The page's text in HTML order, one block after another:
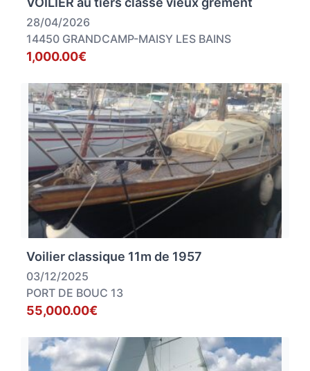
28/04/2026
14450 GRANDCAMP-MAISY LES BAINS
1,000.00€
Voilier classique 11m de 1957
03/12/2025
PORT DE BOUC 13
55,000.00€